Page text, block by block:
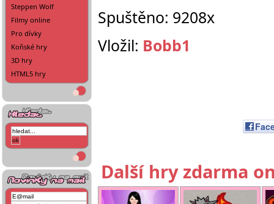
Steppen Wolf
Filmy online
Pro dívky
Koňské hry
3D hry
HTML5 hry
Spuštěno: 9208x
Vložil: Bobb1
Další hry zdarma